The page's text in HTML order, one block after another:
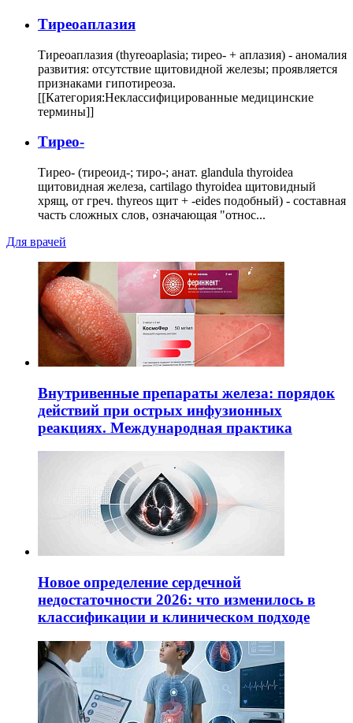
Тиреоаплазия
Тиреоаплазия (thyreoaplasia; тирео- + аплазия) - аномалия
развития: отсутствие щитовидной железы; проявляется
признаками гипотиреоза.
[[Категория:Неклассифицированные медицинские
термины]]
Тирео-
Тирео- (тиреоид-; тиро-; анат. glandula thyroidea
щитовидная железа, cartilago thyroidea щитовидный
хрящ, от греч. thyreos щит + -eides подобный) - составная
часть сложных слов, означающая "относ...
Для врачей
Внутривенные препараты железа: порядок
действий при острых инфузионных
реакциях. Международная практика
Новое определение сердечной
недостаточности 2026: что изменилось в
классификации и клиническом подходе